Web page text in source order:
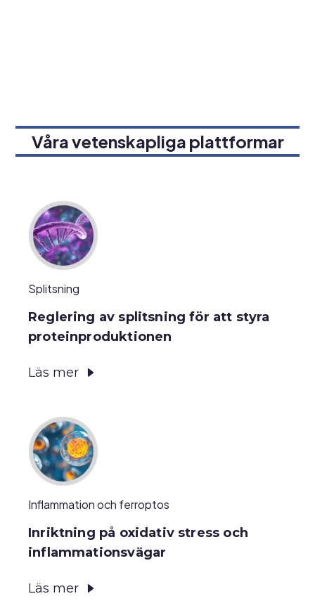
Våra vetenskapliga plattformar
Splitsning
Reglering av splitsning för att styra
proteinproduktionen
Läs mer
Inflammation och ferroptos
Inriktning på oxidativ stress och
inflammationsvägar
Läs mer